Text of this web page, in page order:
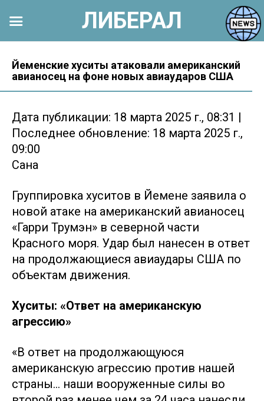
контенту
Йеменские хуситы атаковали американский
авианосец на фоне новых авиаударов США
Дата публикации: 18 марта 2025 г., 08:31 |
Последнее обновление: 18 марта 2025 г.,
09:00
Сана
Группировка хуситов в Йемене заявила о
новой атаке на американский авианосец
«Гарри Трумэн» в северной части
Красного моря. Удар был нанесен в ответ
на продолжающиеся авиаудары США по
объектам движения.
Хуситы: «Ответ на американскую
агрессию»
«В ответ на продолжающуюся
американскую агрессию против нашей
страны… наши вооруженные силы во
ЛИБЕРАЛ